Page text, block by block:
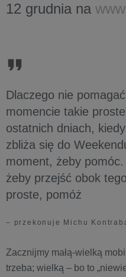
12 grudnia na
Dlaczego nie
momencie takie
ostatnich dniach,
zbliża się do
moment, żeby
żeby przejść obok
proste, pomóż
– przekonuje Michu
Zacznijmy małą-wielką
trzeba; wielką – bo to